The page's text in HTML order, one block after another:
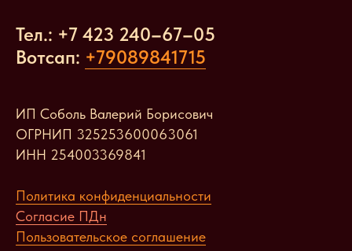
Тел.: +7 423 240–67–05
Вотсап: +79089841715
ИП Соболь Валерий Борисович
ОГРНИП 325253600063061
ИНН 254003369841
Политика конфиденциальности
Согласие ПДн
Пользовательское соглашение